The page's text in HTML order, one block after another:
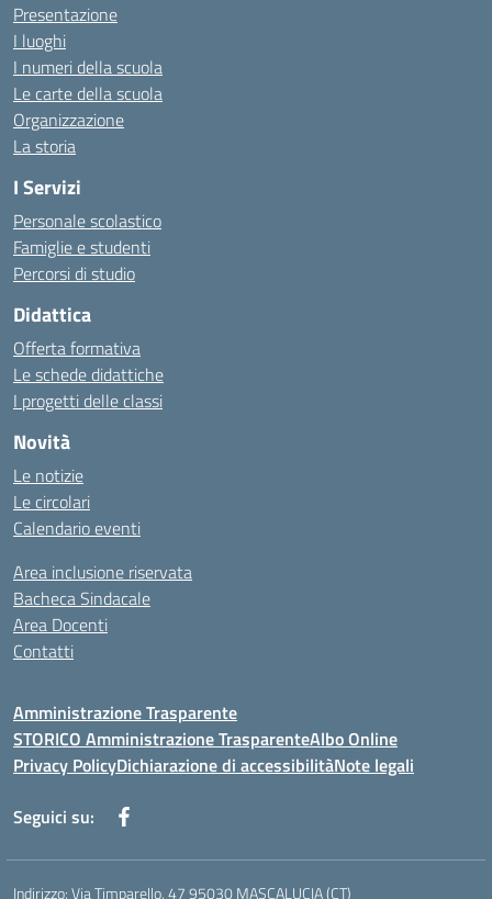
Presentazione
I luoghi
I numeri della scuola
Le carte della scuola
Organizzazione
La storia
I Servizi
Personale scolastico
Famiglie e studenti
Percorsi di studio
Didattica
Offerta formativa
Le schede didattiche
I progetti delle classi
Novità
Le notizie
Le circolari
Calendario eventi
Area inclusione riservata
Bacheca Sindacale
Area Docenti
Contatti
Amministrazione Trasparente
STORICO Amministrazione TrasparenteAlbo Online
Privacy PolicyDichiarazione di accessibilitàNote legali
Seguici su:
Indirizzo:Via Timparello, 47 95030 MASCALUCIA (CT)